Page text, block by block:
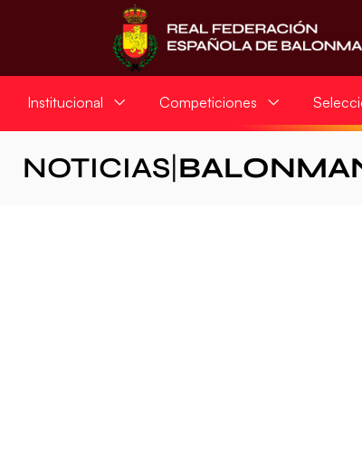
Institucional Competiciones
NOTICIAS